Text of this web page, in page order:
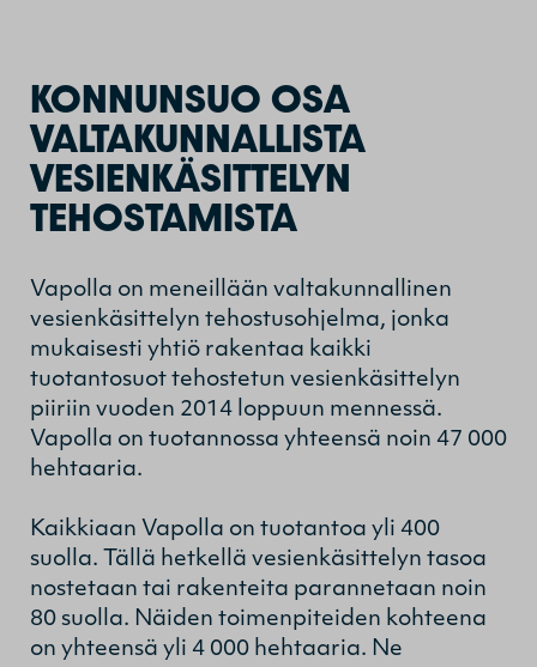
KONNUNSUO OSA
VALTAKUNNALLISTA
VESIENKÄSITTELYN
TEHOSTAMISTA
Vapolla on meneillään valtakunnallinen
vesienkäsittelyn tehostusohjelma, jonka
mukaisesti yhtiö rakentaa kaikki
tuotantosuot tehostetun vesienkäsittelyn
piiriin vuoden 2014 loppuun mennessä.
Vapolla on tuotannossa yhteensä noin 47 000
hehtaaria.
Kaikkiaan Vapolla on tuotantoa yli 400
suolla. Tällä hetkellä vesienkäsittelyn tasoa
nostetaan tai rakenteita parannetaan noin
80 suolla. Näiden toimenpiteiden kohteena
on yhteensä yli 4 000 hehtaaria. Ne